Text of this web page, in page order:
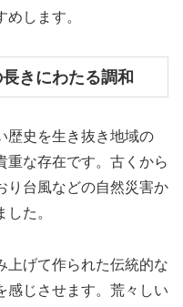
します。
きにわたる調和
歴史を生き抜き地域の
重な存在です。古くから
り台風などの自然災害か
た。
上げて作られた伝統的な
感じさせます。荒々しい